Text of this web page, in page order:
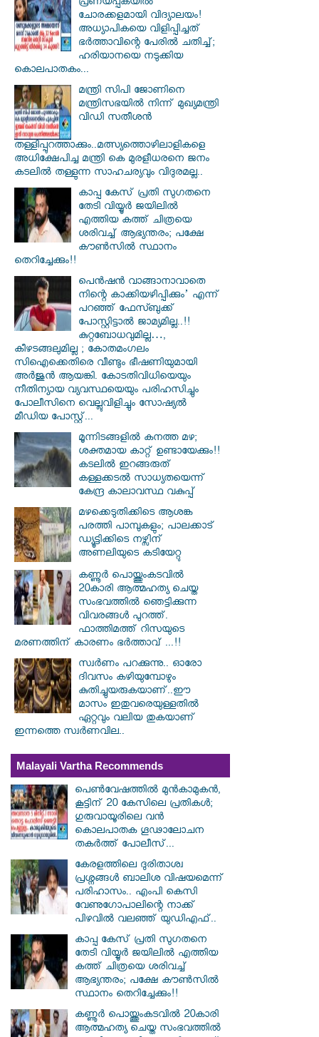
പ്രണയപ്പകയിൽ
ചോരക്കളമായി വിദ്യാലയം!
അധ്യാപികയെ വിളിപ്പിച്ചത്
ഭർത്താവിന്റെ പേരിൽ ചതിച്ച്;
ഹരിയാനയെ നടുക്കിയ
കൊലപാതകം...
മന്ത്രി സിപി ജോണിനെ
മന്ത്രിസഭയില്‍ നിന്ന് മുഖ്യമന്ത്രി
വിഡി സതീശന്‍
തള്ളിപ്പുറത്താക്കും..മത്സ്യത്തൊഴിലാളികളെ
അധിക്ഷേപിച്ച മന്ത്രി കെ മുരളീധരനെ ജനം
കടലില്‍ തള്ളുന്ന സാഹചര്യവും വിദുരമല്ല..
കാപ്പ കേസ് പ്രതി സു​ഗതനെ
തേടി വിയ്യൂർ ജയിലിൽ
എത്തിയ കത്ത് ചിത്രയെ
ശരിവച്ച് ആഭ്യന്തരം; പക്ഷേ
കൗൺസിൽ സ്ഥാനം
തെറിച്ചേക്കും!!
പെൻഷൻ വാങ്ങാനാവാതെ
നിന്റെ കാക്കിയഴിപ്പിക്കും’ എന്ന്
പറഞ്ഞ് ഫേസ്ബുക്ക്
പോസ്റ്റിട്ടാൽ ജാമ്യമില്ല..!!
കുറ്റബോധവുമില്ല…,
കീഴടങ്ങലുമില്ല ; കോതമംഗലം
സിഐക്കെതിരെ വീണ്ടും ഭീഷണിയുമായി
അര്‍ജുന്‍ ആയങ്കി. കോടതിവിധിയെയും
നീതിന്യായ വ്യവസ്ഥയെയും പരിഹസിച്ചും
പോലീസിനെ വെല്ലുവിളിച്ചും സോഷ്യൽ
മീഡിയ പോസ്റ്റ്...
മൂന്നിടങ്ങളിൽ കനത്ത മഴ;
ശക്തമായ കാറ്റ് ഉണ്ടായേക്കും!!
കടലിൽ ഇറങ്ങരുത്
കള്ളക്കടൽ സാധ്യതയെന്ന്
കേന്ദ്ര കാലാവസ്ഥ വകുപ്പ്
മഴക്കെടുതിക്കിടെ ആശങ്ക
പരത്തി പാമ്പുകളും; പാലക്കാട്
ഡ്യൂട്ടിക്കിടെ നഴ്സിന്
അണലിയുടെ കടിയേറ്റു
കണ്ണൂർ പൊയ്ത്തുംകടവിൽ
20കാരി ആത്മഹത്യ ചെയ്ത
സംഭവത്തിൽ ഞെട്ടിക്കുന്ന
വിവരങ്ങൾ പുറത്ത്.
ഫാത്തിമത്ത് റിസയുടെ
മരണത്തിന് കാരണം ഭർത്താവ് ...!!
സ്വര്‍ണം പറക്കുന്നു.. ഓരോ
ദിവസം കഴിയുമ്പോഴും
കുതിച്ചുയരുകയാണ്..ഈ
മാസം ഇതുവരെയുള്ളതിൽ
ഏറ്റവും വലിയ തുകയാണ്
ഇന്നത്തെ സ്വർണവില..
Malayali Vartha Recommends
പെൺവേഷത്തിൽ മുൻകാമുകൻ,
കൂട്ടിന് 20 കേസിലെ പ്രതികൾ;
ഗുരുവായൂരിലെ വൻ
കൊലപാതക ഗൂഢാലോചന
തകർത്ത് പോലീസ്...
കേരളത്തിലെ ദുരിതാശ്വ
പ്രശ്നങ്ങൾ ബാലിശ വിഷയമെന്ന്
പരിഹാസം.. എംപി കെസി
വേണു​ഗോപാലിന്റെ നാക്ക്
പിഴവിൽ വലഞ്ഞ് യുഡിഎഫ്..
കാപ്പ കേസ് പ്രതി സു​ഗതനെ
തേടി വിയ്യൂർ ജയിലിൽ എത്തിയ
കത്ത് ചിത്രയെ ശരിവച്ച്
ആഭ്യന്തരം; പക്ഷേ കൗൺസിൽ
സ്ഥാനം തെറിച്ചേക്കും!!
കണ്ണൂർ പൊയ്ത്തുംകടവിൽ 20കാരി
ആത്മഹത്യ ചെയ്ത സംഭവത്തിൽ